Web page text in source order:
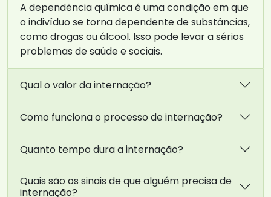
A dependência química é uma condição em que
o indivíduo se torna dependente de substâncias,
como drogas ou álcool. Isso pode levar a sérios
problemas de saúde e sociais.
Qual o valor da internação?
Como funciona o processo de internação?
Quanto tempo dura a internação?
Quais são os sinais de que alguém precisa de
internação?